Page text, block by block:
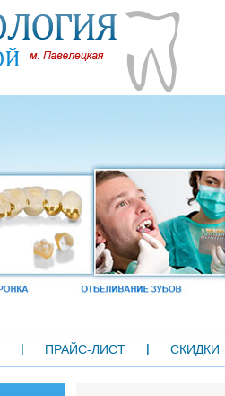
ПРАЙС-ЛИСТ СКИДКИ